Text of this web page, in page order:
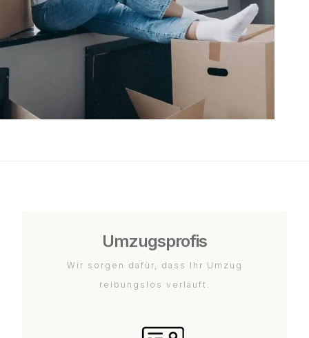
Umzugsprofis
Wir sorgen dafür, dass Ihr Umzug
reibungslos verläuft.